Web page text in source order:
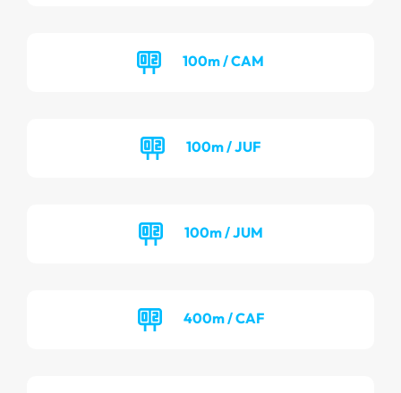
100m / CAM
100m / JUF
100m / JUM
400m / CAF